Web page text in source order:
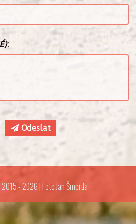
:
Odeslat
- 2026 | Foto Jan Šmerda